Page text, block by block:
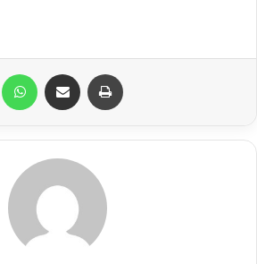
MessengerWhatsAppParvekirin